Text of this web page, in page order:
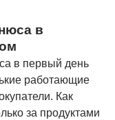
в
в первый день
работающие
Как
за продуктами